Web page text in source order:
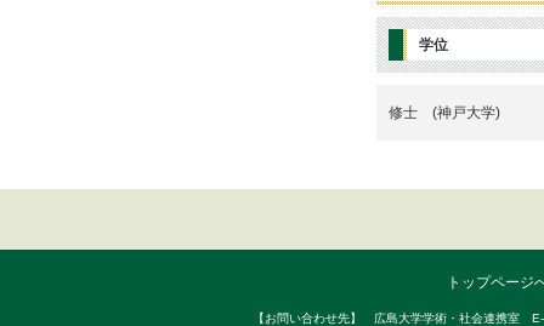
学位
修士 (神戸大学)
トップページ
【お問い合わせ先】 広島大学学術・社会連携室 E-